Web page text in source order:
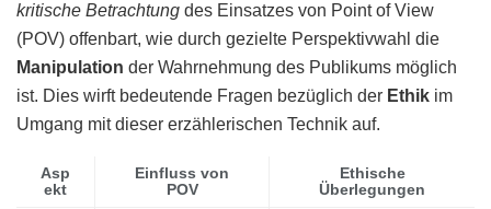
kritische Betrachtung des Einsatzes von Point of View
(POV) offenbart, wie durch gezielte Perspektivwahl die
Manipulation der Wahrnehmung des Publikums möglich
ist. Dies wirft bedeutende Fragen bezüglich der Ethik im
Umgang mit dieser erzählerischen Technik auf.
Asp
ekt
Einfluss von
POV
Ethische
Überlegungen